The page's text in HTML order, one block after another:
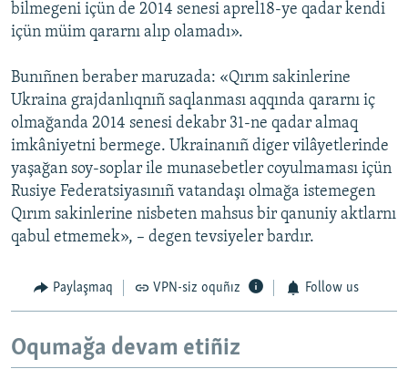
bilmegeni içün de 2014 senesi aprel18-ye qadar kendi
içün müim qararnı alıp olamadı».
Bunıñnen beraber maruzada: «Qırım sakinlerine
Ukraina grajdanlıqnıñ saqlanması aqqında qararnı iç
olmağanda 2014 senesi dekabr 31-ne qadar almaq
imkâniyetni bermege. Ukrainanıñ diger vilâyetlerinde
yaşağan soy-soplar ile munasebetler coyulmaması içün
Rusiye Federatsiyasınıñ vatandaşı olmağa istemegen
Qırım sakinlerine nisbeten mahsus bir qanuniy aktlarnı
qabul etmemek», – degen tevsiyeler bardır.
Paylaşmaq VPN-siz oquñız Follow us
Oqumağa devam etiñiz